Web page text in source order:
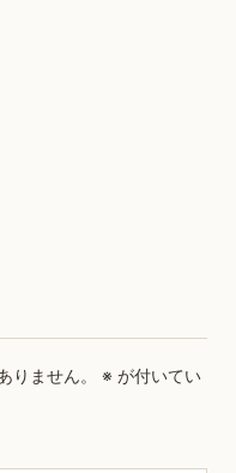
りません。 ※ が付いてい